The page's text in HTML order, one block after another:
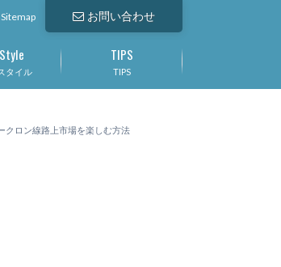
お問い合わせ
Sitemap
タイル TIPS
TIPS
ロン線路上市場を楽しむ方法